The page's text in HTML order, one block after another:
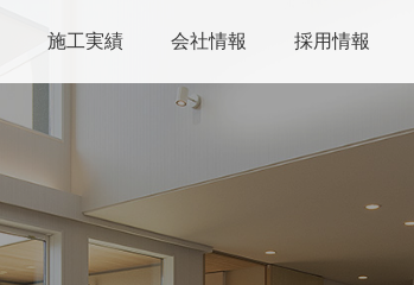
施工実績 会社情報 採用情報